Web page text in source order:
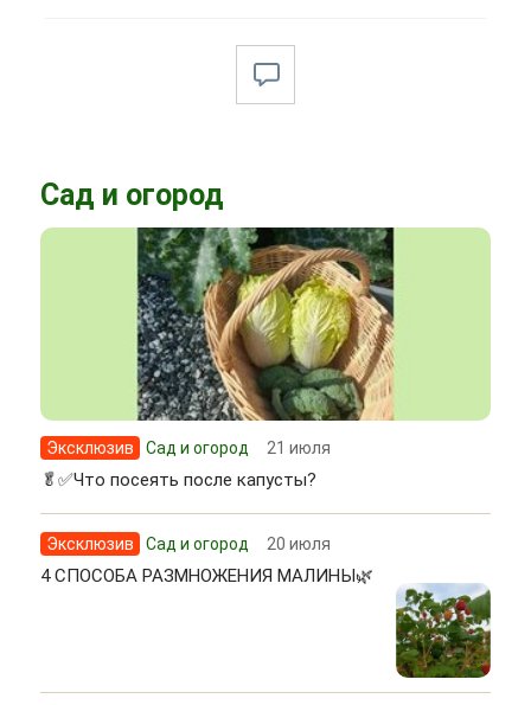
Сад и огород
Эксклюзив Сад и огород 21 июля
🥬✅Что посеять после капусты?
Эксклюзив Сад и огород 20 июля
4 СПОСОБА РАЗМНОЖЕНИЯ МАЛИНЫ🌿